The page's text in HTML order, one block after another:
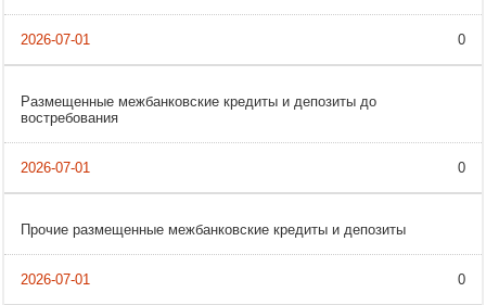
0
Размещенные межбанковские кредиты и депозиты до
востребования
0
Прочие размещенные межбанковские кредиты и депозиты
0